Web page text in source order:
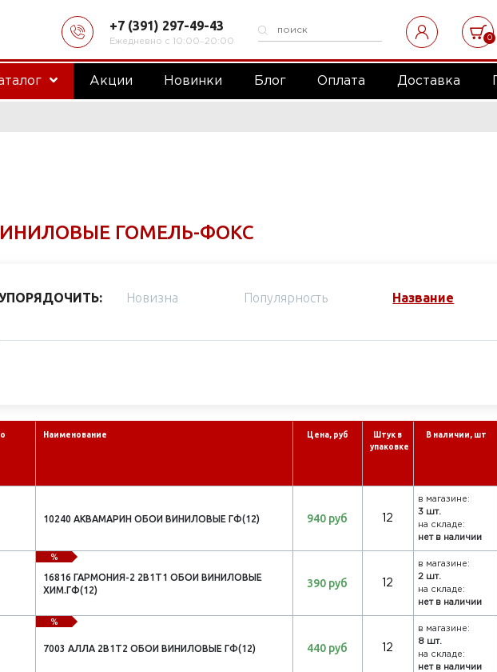
+7 (391) 297-49-43
Ежедневно с 10:00‒20:00 0
Акции Новинки Блог Оплата Доставка
ГОМЕЛЬ-ФОКС
Новизна Популярность Название
Наименование Цена, руб
Штук в
упаковке
В наличии, шт
10240 АКВАМАРИН ОБОИ ВИНИЛОВЫЕ ГФ(12) 940 руб 12
в магазине:
3 шт.
на складе:
нет в наличии
%
16816 ГАРМОНИЯ-2 2В1Т1 ОБОИ ВИНИЛОВЫЕ
ХИМ.ГФ(12)
390 руб 12
в магазине:
2 шт.
на складе:
нет в наличии
%
7003 АЛЛА 2В1Т2 ОБОИ ВИНИЛОВЫЕ ГФ(12) 440 руб 12
в магазине:
8 шт.
на складе:
нет в наличии